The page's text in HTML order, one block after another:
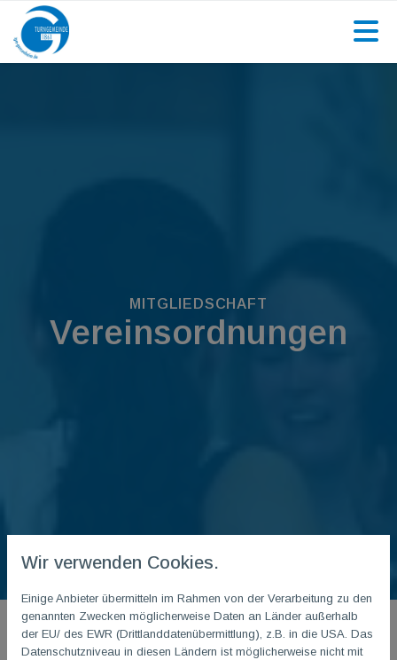
MITGLIEDSCHAFT
Vereinsordnungen
Wir verwenden Cookies.
Einige Anbieter übermitteln im Rahmen von der Verarbeitung zu den
genannten Zwecken möglicherweise Daten an Länder außerhalb
der EU/ des EWR (Drittlanddatenübermittlung), z.B. in die USA. Das
Datenschutzniveau in diesen Ländern ist möglicherweise nicht mit